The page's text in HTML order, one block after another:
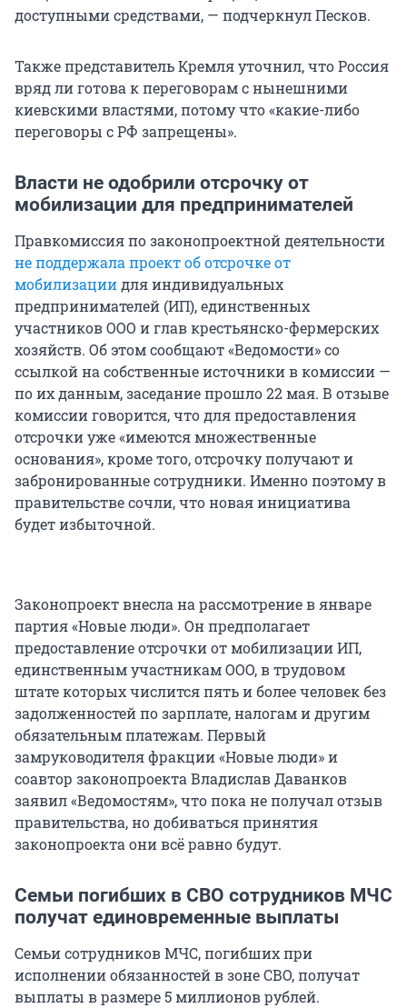
доступными средствами, — подчеркнул Песков.
Также представитель Кремля уточнил, что Россия
вряд ли готова к переговорам с нынешними
киевскими властями, потому что «какие-либо
переговоры с РФ запрещены».
Власти не одобрили отсрочку от
мобилизации для предпринимателей
Правкомиссия по законопроектной деятельности
не поддержала проект об отсрочке от
мобилизациидля индивидуальных
предпринимателей (ИП), единственных
участников ООО и глав крестьянско-фермерских
хозяйств. Об этом сообщают «Ведомости» со
ссылкой на собственные источники в комиссии —
по их данным, заседание прошло 22 мая. В отзыве
комиссии говорится, что для предоставления
отсрочки уже «имеются множественные
основания», кроме того, отсрочку получают и
забронированные сотрудники. Именно поэтому в
правительстве сочли, что новая инициатива
будет избыточной.
Законопроект внесла на рассмотрение в январе
партия «Новые люди». Он предполагает
предоставление отсрочки от мобилизации ИП,
единственным участникам ООО, в трудовом
штате которых числится пять и более человек без
задолженностей по зарплате, налогам и другим
обязательным платежам. Первый
замруководителя фракции «Новые люди» и
соавтор законопроекта Владислав Даванков
заявил «Ведомостям», что пока не получал отзыв
правительства, но добиваться принятия
законопроекта они всё равно будут.
Семьи погибших в СВО сотрудников МЧС
получат единовременные выплаты
Семьи сотрудников МЧС, погибших при
исполнении обязанностей в зоне СВО, получат
выплаты в размере 5 миллионов рублей.